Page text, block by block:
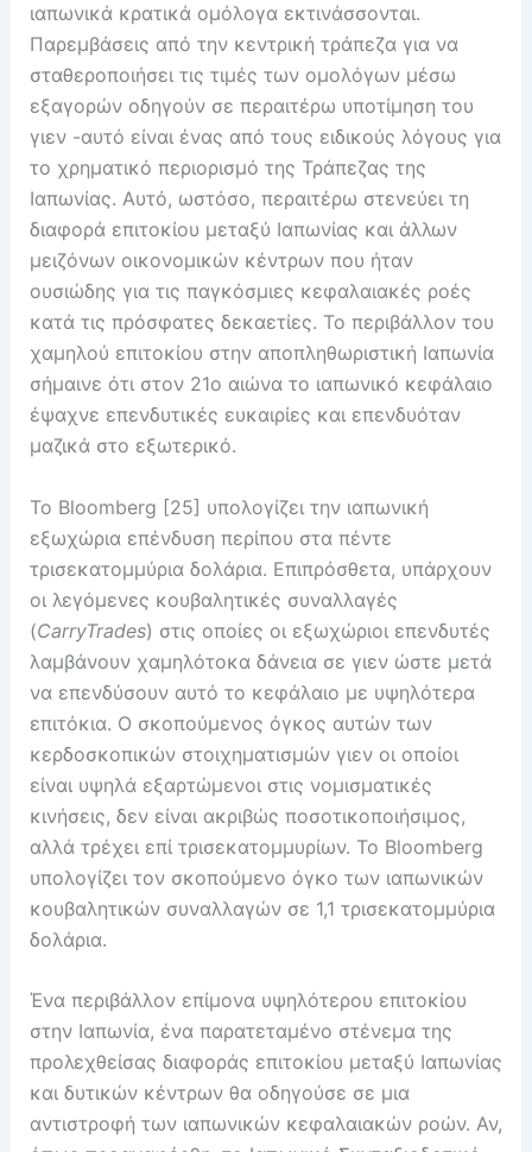
ιαπωνικά κρατικά ομόλογα εκτινάσσονται.
Παρεμβάσεις από την κεντρική τράπεζα για να
σταθεροποιήσει τις τιμές των ομολόγων μέσω
εξαγορών οδηγούν σε περαιτέρω υποτίμηση του
γιεν -αυτό είναι ένας από τους ειδικούς λόγους για
το χρηματικό περιορισμό της Τράπεζας της
Ιαπωνίας. Αυτό, ωστόσο, περαιτέρω στενεύει τη
διαφορά επιτοκίου μεταξύ Ιαπωνίας και άλλων
μειζόνων οικονομικών κέντρων που ήταν
ουσιώδης για τις παγκόσμιες κεφαλαιακές ροές
κατά τις πρόσφατες δεκαετίες. Το περιβάλλον του
χαμηλού επιτοκίου στην αποπληθωριστική Ιαπωνία
σήμαινε ότι στον 21ο αιώνα το ιαπωνικό κεφάλαιο
έψαχνε επενδυτικές ευκαιρίες και επενδυόταν
μαζικά στο εξωτερικό.
Το Bloomberg [25] υπολογίζει την ιαπωνική
εξωχώρια επένδυση περίπου στα πέντε
τρισεκατομμύρια δολάρια. Επιπρόσθετα, υπάρχουν
οι λεγόμενες κουβαλητικές συναλλαγές
(CarryTrades) στις οποίες οι εξωχώριοι επενδυτές
λαμβάνουν χαμηλότοκα δάνεια σε γιεν ώστε μετά
να επενδύσουν αυτό το κεφάλαιο με υψηλότερα
επιτόκια. Ο σκοπούμενος όγκος αυτών των
κερδοσκοπικών στοιχηματισμών γιεν οι οποίοι
είναι υψηλά εξαρτώμενοι στις νομισματικές
κινήσεις, δεν είναι ακριβώς ποσοτικοποιήσιμος,
αλλά τρέχει επί τρισεκατομμυρίων. Το Bloomberg
υπολογίζει τον σκοπούμενο όγκο των ιαπωνικών
κουβαλητικών συναλλαγών σε 1,1 τρισεκατομμύρια
δολάρια.
Ένα περιβάλλον επίμονα υψηλότερου επιτοκίου
στην Ιαπωνία, ένα παρατεταμένο στένεμα της
προλεχθείσας διαφοράς επιτοκίου μεταξύ Ιαπωνίας
και δυτικών κέντρων θα οδηγούσε σε μια
αντιστροφή των ιαπωνικών κεφαλαιακών ροών. Αν,